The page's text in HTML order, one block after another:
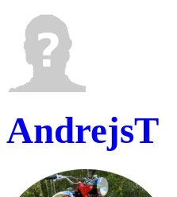
AndrejsT